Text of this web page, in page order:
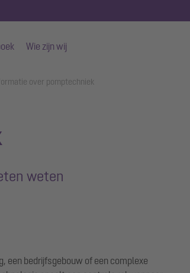
Wie zijn wij
over pomptechniek
weten
een bedrijfsgebouw of een complexe